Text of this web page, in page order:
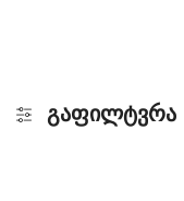
ᲒᲐᲤᲘᲚᲢᲕᲠᲐ